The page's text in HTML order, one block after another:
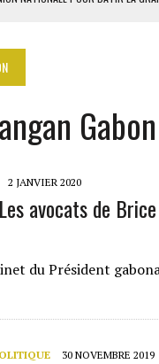
IVOIRIEN DE DÉVELOPPEMENT
DU PROJET
Gabon
2 JANVIER 2020
avocats de
du Président
30 NOVEMBRE 2019